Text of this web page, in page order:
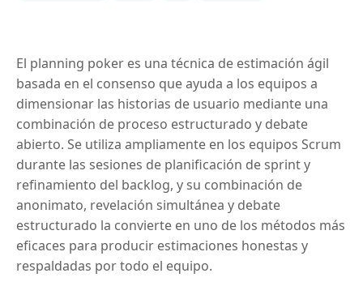
El planning poker es una técnica de estimación ágil
basada en el consenso que ayuda a los equipos a
dimensionar las historias de usuario mediante una
combinación de proceso estructurado y debate
abierto. Se utiliza ampliamente en los equipos Scrum
durante las sesiones de planificación de sprint y
refinamiento del backlog, y su combinación de
anonimato, revelación simultánea y debate
estructurado la convierte en uno de los métodos más
eficaces para producir estimaciones honestas y
respaldadas por todo el equipo.